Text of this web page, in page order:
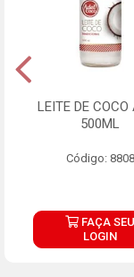
LEITE DE COCO
500ML
Código: 8808
FAÇA SEU
LOGIN